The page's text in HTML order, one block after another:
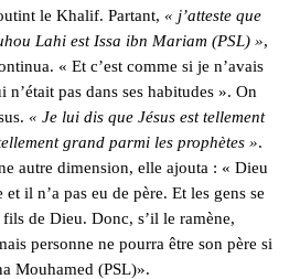
le Khalif. Partant, « j’atteste que
Lahi est Issa ibn Mariam (PSL) »,
« Et c’est comme si je n’avais
pas dans ses habitudes ». On
« Je lui dis que Jésus est tellement
grand parmi les prophètes ».
autre dimension, elle ajouta : « Dieu
il n’a pas eu de père. Et les gens se
de Dieu. Donc, s’il le ramène,
personne ne pourra être son père si
Mouhamed (PSL)».